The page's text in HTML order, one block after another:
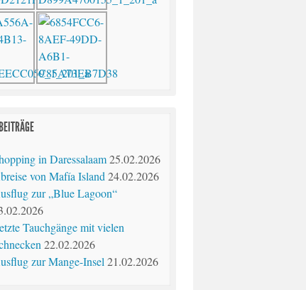
in Daressalaam 25.02.2026
von Mafía Island 24.02.2026
zur „Blue Lagoon“
Tauchgänge mit vielen
22.02.2026
zur Mange-Insel 21.02.2026